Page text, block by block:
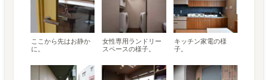
ここから先はお静か
に。
女性専用ランドリー
スペースの様子。
キッチン家電の様
子。